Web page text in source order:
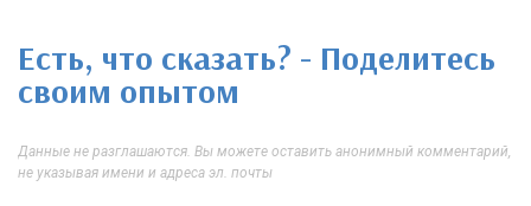
Есть, что сказать? - Поделитесь
своим опытом
Данные не разглашаются. Вы можете оставить анонимный комментарий,
не указывая имени и адреса эл. почты